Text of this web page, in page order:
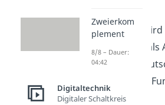
Das XOR-Gatter
Oder-Gatter und
bezeichnet. Im
Raum sind für die
Symbole üblich:
Zweierkom
plement
8/8 – Dauer:
04:42
Digitaltechnik
Digitaler Schaltkreis